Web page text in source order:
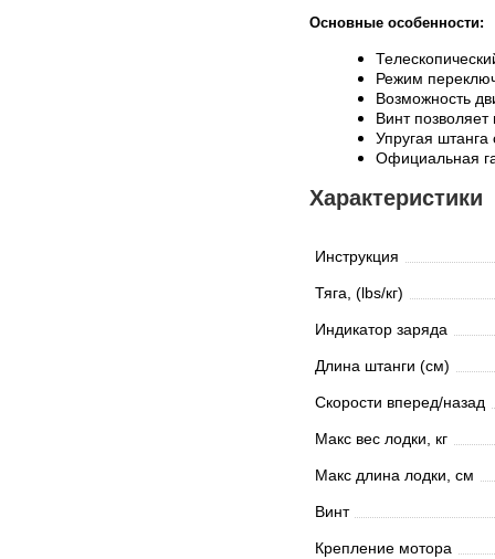
Основные особенности:
Режим
Возможность
Винт
Упругая
Официальная
Характеристики
Инструкция
Тяга, (lbs/кг)
Индикатор заряда
Длина штанги (см)
Скорости вперед/назад
Макс вес лодки, кг
Макс длина лодки, см
Винт
Крепление мотора